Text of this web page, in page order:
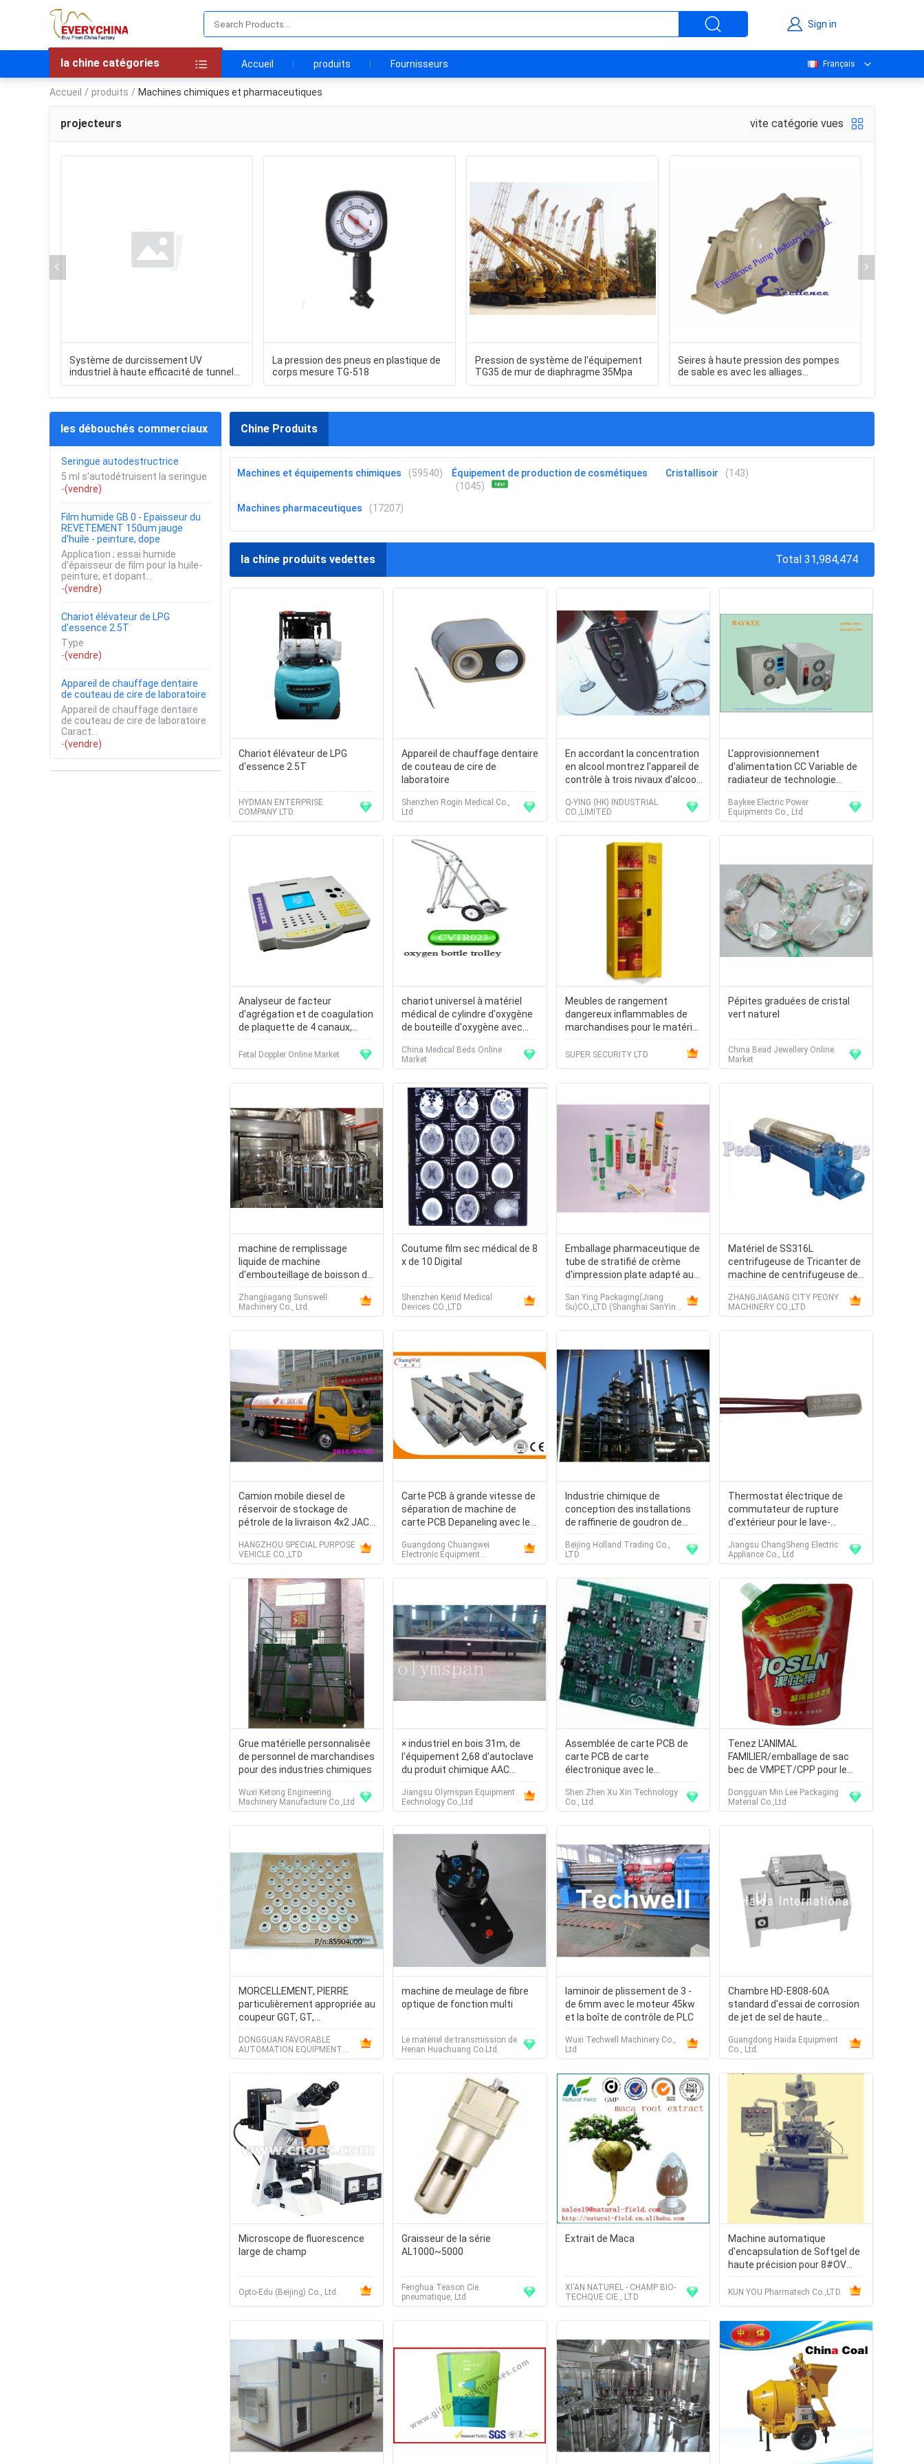
Sign in
la chine catégories Accueil produits Fournisseurs Français
Accueil / produits / Machines chimiques et pharmaceutiques
projecteurs vite catégorie vues
Système de durcissement UV
industriel à haute efficacité de tunnel
de traitement UV fait sur commande
de grand format de LC
La pression des pneus en plastique de
corps mesure TG-518
Pression de système de l'équipement
TG35 de mur de diaphragme 35Mpa
Seires à haute pression des pompes
de sable es avec les alliages
résistants à l'usure de haut-Chrome
les débouchés commerciaux
Seringue autodestructrice
5 ml s'autodétruisent la seringue
-(vendre)
Film humide GB 0 - Epaisseur du
REVETEMENT 150um jauge
d'huile - peinture, dope
Application ; essai humide
d'épaisseur de film pour la huile-
peinture, et dopant...
-(vendre)
Chariot élévateur de LPG
d'essence 2.5T
Type
-(vendre)
Appareil de chauffage dentaire
de couteau de cire de laboratoire
Appareil de chauffage dentaire
de couteau de cire de laboratoire
Caract...
-(vendre)
Chine Produits
Machines et équipements chimiques (59540)
Équipement de production de cosmétiques
(1045)
NEW
Cristallisoir (143)
Machines pharmaceutiques (17207)
la chine produits vedettes Total 31,984,474
Chariot élévateur de LPG
d'essence 2.5T
HYDMAN ENTERPRISE
COMPANY LTD.
Appareil de chauffage dentaire
de couteau de cire de
laboratoire
Shenzhen Rogin Medical Co.,
Ltd
En accordant la concentration
en alcool montrez l'appareil de
contrôle à trois nivaux d'alcool
de souffle de résultat
Q-YING (HK) INDUSTRIAL
CO.,LIMITED
L'approvisionnement
d'alimentation CC Variable de
radiateur de technologie
unique de chemin s'appliquent
dans les militaires,
aérospatiaux
Baykee Electric Power
Equipments Co., Ltd
Analyseur de facteur
d'agrégation et de coagulation
de plaquette de 4 canaux,
analyseur de chimie clinique
Fetal Doppler Online Market
chariot universel à matériel
médical de cylindre d'oxygène
de bouteille d'oxygène avec
des roues
China Medical Beds Online
Market
Meubles de rangement
dangereux inflammables de
marchandises pour le matériel
de produits chimiques, 22-
Galon
SUPER SECURITY LTD
Pépites graduées de cristal
vert naturel
China Bead Jewellery Online
Market
machine de remplissage
liquide de machine
d'embouteillage de boisson de
jus de l'eau 2.2kw
Zhangjiagang Sunswell
Machinery Co., Ltd.
Coutume film sec médical de 8
x de 10 Digital
Shenzhen Kenid Medical
Devices CO.,LTD
Emballage pharmaceutique de
tube de stratifié de crème
d'impression plate adapté aux
besoins du client
San Ying Packaging(Jiang
Su)CO.,LTD (Shanghai SanYing
Packaging Material Co.,Ltd.)
Matériel de SS316L
centrifugeuse de Tricanter de
machine de centrifugeuse de
décanteur de séparation de
farine de poisson 3 de phase
d'huile de poisson
ZHANGJIAGANG CITY PEONY
MACHINERY CO.,LTD
Camion mobile diesel de
réservoir de stockage de
pétrole de la livraison 4x2 JAC,
camions-citernes aspirateurs
de réapprovisionnement en
combustible de pétrole
HANGZHOU SPECIAL PURPOSE
VEHICLE CO.,LTD
Carte PCB à grande vitesse de
séparation de machine de
carte PCB Depaneling avec le
bas effort
Guangdong Chuangwei
Electronic Equipment
Manufactory
Industrie chimique de
conception des installations
de raffinerie de goudron de
houille et de
construction/charbon
Beijing Holland Trading Co.,
LTD
Thermostat électrique de
commutateur de rupture
d'extérieur pour le lave-
vaisselle et le Bolier/chauffe-
eau
Jiangsu ChangSheng Electric
Appliance Co., Ltd
Grue matérielle personnalisée
de personnel de marchandises
pour des industries chimiques
Wuxi Ketong Engineering
Machinery Manufacture Co.,Ltd
× industriel en bois 31m, de
l'équipement 2,68 d'autoclave
du produit chimique AAC
pression 1.5Mpa
Jiangsu Olymspan Equipment
Eechnology Co.,Ltd
Assemblée de carte PCB de
carte PCB de carte
électronique avec le
revêtement de preuve de l'eau
Shen Zhen Xu Xin Technology
Co., Ltd.
Tenez L'ANIMAL
FAMILIER/emballage de sac
bec de VMPET/CPP pour le
détergent
Dongguan Min Lee Packaging
Material Co.,Ltd
MORCELLEMENT, PIERRE
particulièrement appropriée au
coupeur GGT, GT,
DCS1500/2500 parties
85904000
DONGGUAN FAVORABLE
AUTOMATION EQUIPMENT
CO.,LTD
machine de meulage de fibre
optique de fonction multi
Le matériel de transmission de
Henan Huachuang Co.Ltd.
laminoir de plissement de 3 -
de 6mm avec le moteur 45kw
et la boîte de contrôle de PLC
Wuxi Techwell Machinery Co.,
Ltd
Chambre HD-E808-60A
standard d'essai de corrosion
de jet de sel de haute
performance
Guangdong Haida Equipment
Co., Ltd.
Microscope de fluorescence
large de champ
Opto-Edu (Beijing) Co., Ltd.
Graisseur de la série
AL1000~5000
Fenghua Teason Cie.
pneumatique, Ltd
Extrait de Maca
XI'AN NATUREL - CHAMP BIO-
TECHQUE CIE., LTD
Machine automatique
d'encapsulation de Softgel de
haute précision pour 8#OV
43470 les capsules/H
KUN YOU Pharmatech Co.,LTD.